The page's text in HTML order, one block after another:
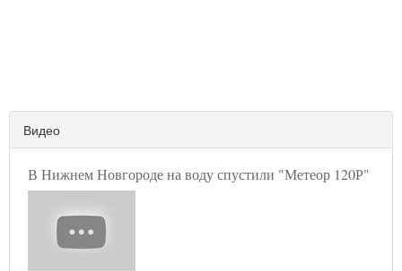
Видео
В Нижнем Новгороде на воду спустили "Метеор 120Р"